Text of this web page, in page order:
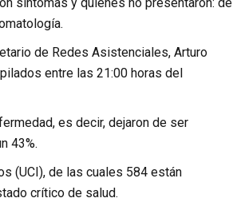
de Redes Asistenciales, Arturo
entre las 21:00 horas del
es decir, dejaron de ser
43%.
(UCI), de las cuales 584 están
crítico de salud.